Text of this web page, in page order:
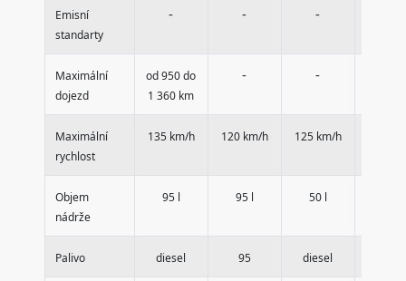
Emisní
standarty
- - -
Maximální
dojezd
od 950 do
1 360 km
- -
Maximální
rychlost
135 km/h 120 km/h 125 km/h
Objem
nádrže
95 l 95 l 50 l
Palivo diesel 95 diesel